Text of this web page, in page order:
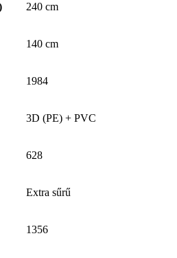
240 cm
140 cm
1984
3D (PE) + PVC
628
Extra sűrű
1356